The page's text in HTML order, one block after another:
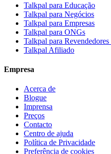
Talkpal para Educação
Talkpal para Negócios
Talkpal para Empresas
Talkpal para ONGs
Talkpal para Revendedores
Talkpal Afiliado
Empresa
Acerca de
Blogue
Imprensa
Preços
Contacto
Centro de ajuda
Política de Privacidade
Preferência de cookies